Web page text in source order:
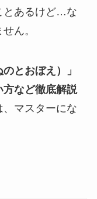
とあるけど…な
ん。
とおぼえ）」
方など徹底解説
、マスターにな